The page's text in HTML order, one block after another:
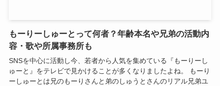
もーりーしゅーとって何者？年齢本名や兄弟の活動内
容・歌や所属事務所も
SNSを中心に活動し今、若者から人気を集めている『もーりーし
ゅーと』をテレビで見かけることが多くなりましたよね。 もーり
ーしゅーとは兄のもーりさんと弟のしゅうとさんのリアル兄弟ユ